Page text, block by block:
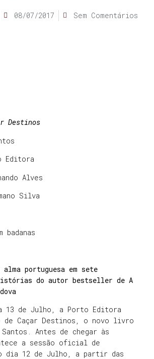
08/07/2017 Sem Comentários
Destinos
Editora
Alves
Silva
badanas
portuguesa em sete
do autor bestseller de A
13 de Julho, a Porto Editora
de Caçar Destinos, o novo livro
Antes de chegar às
a sessão oficial de
dia 12 de Julho, a partir das